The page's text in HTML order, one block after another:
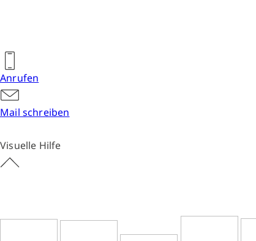
Anrufen
Mail schreiben
Visuelle Hilfe